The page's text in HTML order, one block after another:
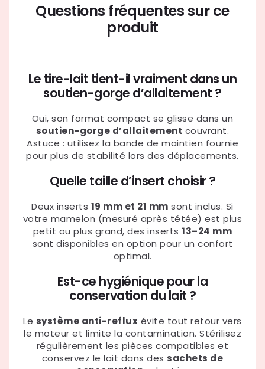
Questions fréquentes sur ce
produit
Le tire-lait tient-il vraiment dans un
soutien-gorge d’allaitement ?
Oui, son format compact se glisse dans un
soutien-gorge d’allaitement couvrant.
Astuce : utilisez la bande de maintien fournie
pour plus de stabilité lors des déplacements.
Quelle taille d’insert choisir ?
Deux inserts 19 mm et 21 mm sont inclus. Si
votre mamelon (mesuré après tétée) est plus
petit ou plus grand, des inserts13–24 mm
sont disponibles en option pour un confort
optimal.
Est-ce hygiénique pour la
conservation du lait ?
Le système anti-reflux évite tout retour vers
le moteur et limite la contamination. Stérilisez
régulièrement les pièces compatibles et
conservez le lait dans des sachets de